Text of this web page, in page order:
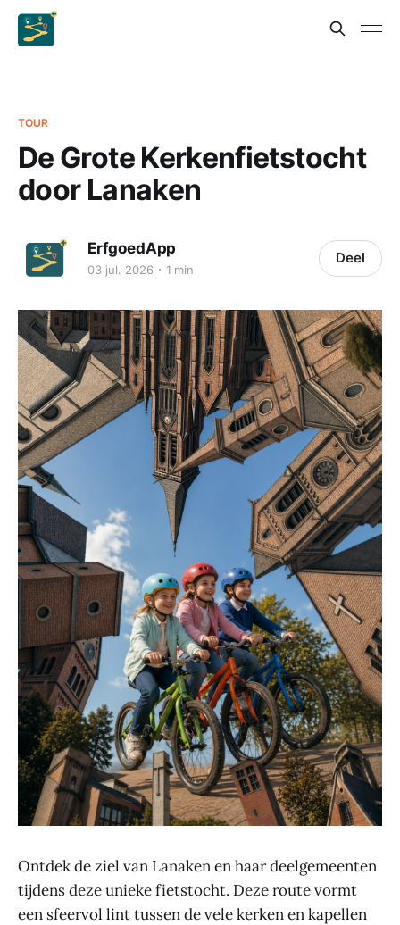
TOUR
De Grote Kerkenfietstocht
door Lanaken
ErfgoedApp
03 jul. 2026 1 min
Deel
Ontdek de ziel van Lanaken en haar deelgemeenten
tijdens deze unieke fietstocht. Deze route vormt
een sfeervol lint tussen de vele kerken en kapellen